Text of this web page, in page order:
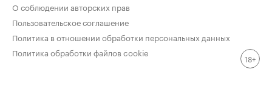
О соблюдении авторских прав
Пользовательское соглашение
Политика в отношении обработки персональных данных
Политика обработки файлов cookie
18+